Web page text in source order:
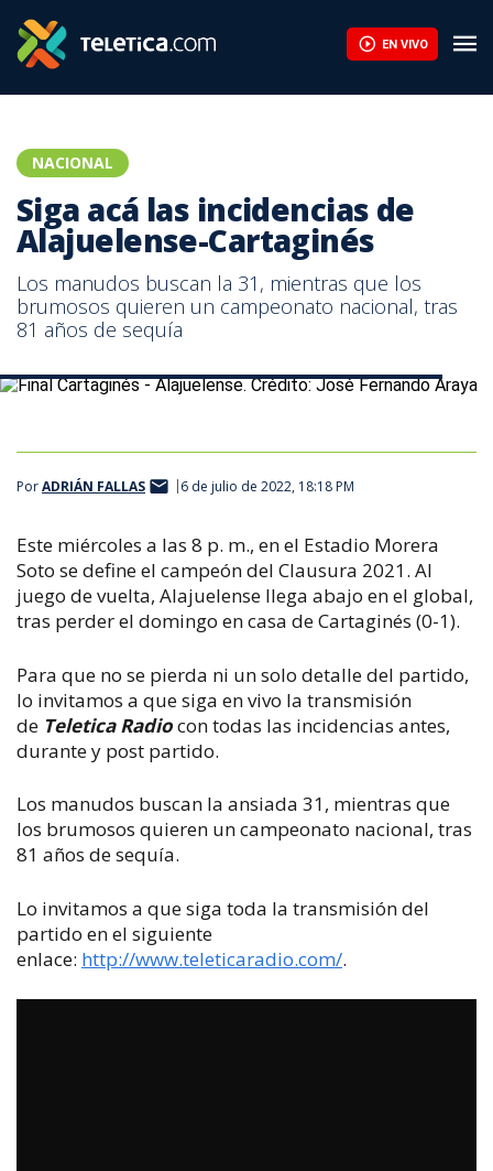
EN VIVO
NACIONAL
Siga acá las incidencias de
Alajuelense-Cartaginés
Los manudos buscan la 31, mientras que los
brumosos quieren un campeonato nacional, tras
81 años de sequía
PorADRIÁN FALLAS 6 de julio de 2022, 18:18 PM
Este miércoles a las 8 p. m., en el Estadio Morera
Soto se define el campeón del Clausura 2021. Al
juego de vuelta, Alajuelense llega abajo en el global,
tras perder el domingo en casa de Cartaginés (0-1).
Para que no se pierda ni un solo detalle del partido,
lo invitamos a que siga en vivo la transmisión
de Teletica Radiocon todas las incidencias antes,
durante y post partido.
Los manudos buscan la ansiada 31, mientras que
los brumosos quieren un campeonato nacional, tras
81 años de sequía.
Lo invitamos a que siga toda la transmisión del
partido en el siguiente
enlace: http://www.teleticaradio.com/.